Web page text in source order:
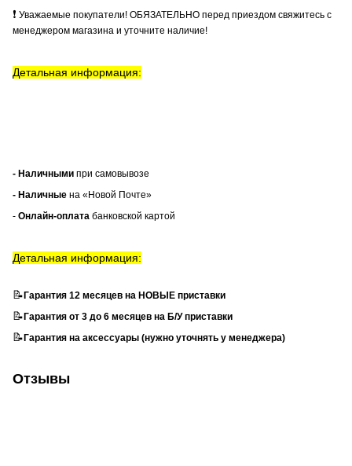
❗ Уважаемые покупатели! ОБЯЗАТЕЛЬНО перед приездом свяжитесь с
менеджером магазина и уточните наличие!
Детальная информация:
- Наличными при самовывозе
- Наличные на «Новой Почте»
- Онлайн-оплата банковской картой
Детальная информация:
📝Гарантия 12 месяцев на НОВЫЕ приставки
📝Гарантия от 3 до 6 месяцев на Б/У приставки
📝Гарантия на аксессуары (нужно уточнять у менеджера)
Отзывы